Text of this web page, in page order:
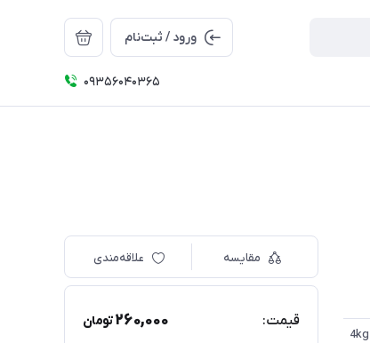
ورود / ثبت‌نام
09356040365
4kg
مقایسه علاقه‌مندی
قیمت: 260,000تومان